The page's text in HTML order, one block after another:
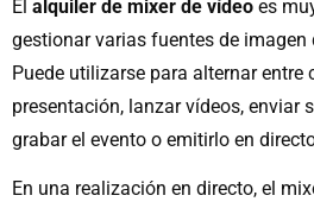
El alquiler de mixer de vídeo es
gestionar varias fuentes de imagen
Puede utilizarse para alternar entre
presentación, lanzar vídeos, enviar
grabar el evento o emitirlo en
En una realización en directo, el